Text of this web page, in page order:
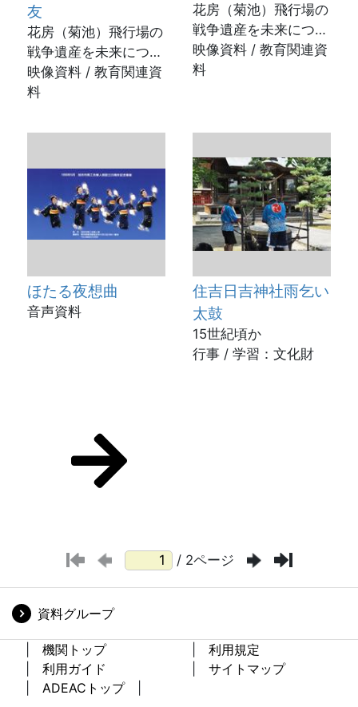
友
花房（菊池）飛行場の
戦争遺産を未来につた
える会
菊池市立泗水中学校2
10月
映像資料 / 教育関連資
料
花房（菊池）飛行場の
戦争遺産を未来につた
える会
菊池市立泗水中学校2
映像資料 / 教育関連資
料
ほたる夜想曲
音声資料
住吉日吉神社雨乞い
太鼓
15世紀頃か
行事 / 学習：文化財
/ 2ページ
資料グループ
機関トップ
利用規定
利用ガイド
サイトマップ
ADEACトップ